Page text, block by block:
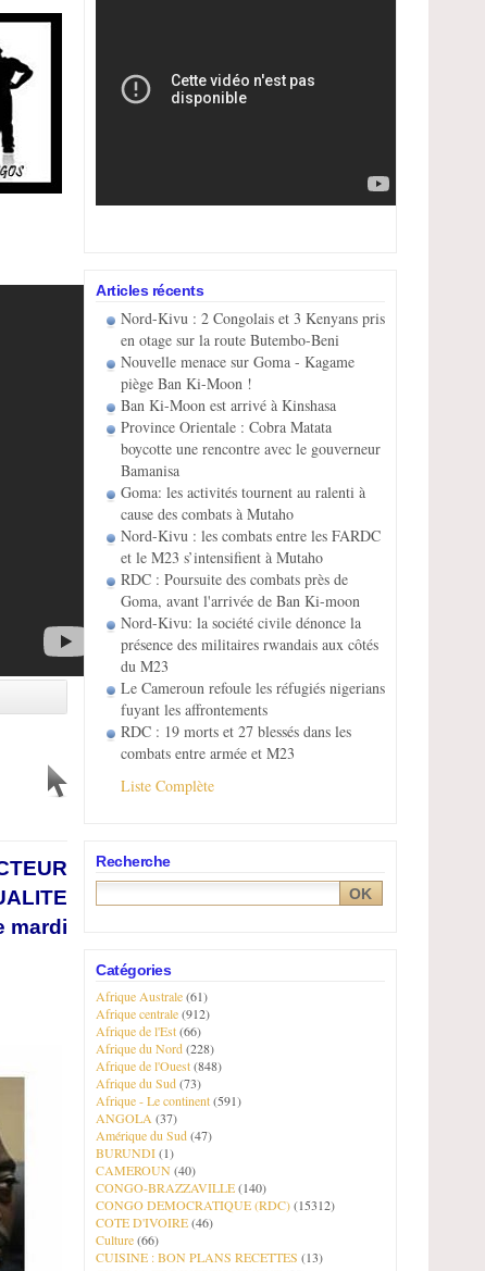
mardi
Articles récents
Nord-Kivu : 2 Congolais et 3 Kenyans pris
en otage sur la route Butembo-Beni
Nouvelle menace sur Goma - Kagame
piège Ban Ki-Moon !
Ban Ki-Moon est arrivé à Kinshasa
Province Orientale : Cobra Matata
boycotte une rencontre avec le gouverneur
Bamanisa
Goma: les activités tournent au ralenti à
cause des combats à Mutaho
Nord-Kivu : les combats entre les FARDC
et le M23 s’intensifient à Mutaho
RDC : Poursuite des combats près de
Goma, avant l'arrivée de Ban Ki-moon
Nord-Kivu: la société civile dénonce la
présence des militaires rwandais aux côtés
du M23
Le Cameroun refoule les réfugiés nigerians
fuyant les affrontements
RDC : 19 morts et 27 blessés dans les
combats entre armée et M23
Liste Complète
Recherche
Catégories
Afrique Australe(61)
Afrique centrale(912)
Afrique de l'Est(66)
Afrique du Nord(228)
Afrique de l'Ouest(848)
Afrique du Sud(73)
Afrique - Le continent(591)
ANGOLA (37)
Amérique du Sud(47)
BURUNDI(1)
CAMEROUN(40)
CONGO-BRAZZAVILLE(140)
CONGO DEMOCRATIQUE (RDC)(15312)
COTE D'IVOIRE(46)
Culture(66)
CUISINE : BON PLANS RECETTES (13)